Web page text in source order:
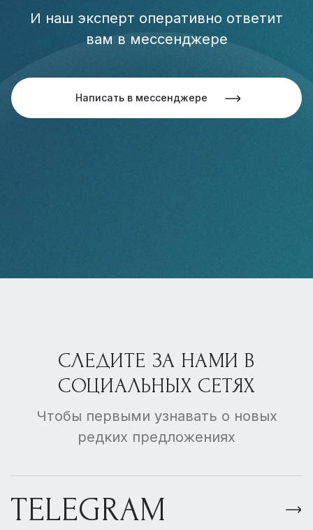
И наш эксперт оперативно ответит
вам в мессенджере
Написать в мессенджере
СЛЕДИТЕ ЗА НАМИ В
СОЦИАЛЬНЫХ СЕТЯХ
Чтобы первыми узнавать о новых
редких предложениях
TELEGRAM